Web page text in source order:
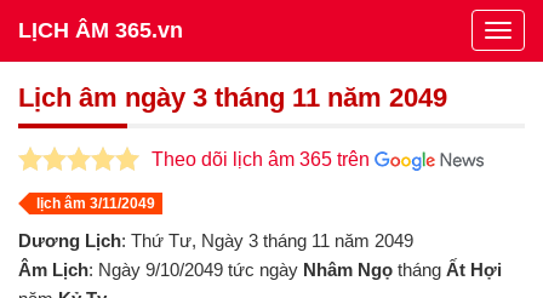
LỊCH ÂM 365.vn
Lịch âm ngày 3 tháng 11 năm 2049
Theo dõi lịch âm 365 trên
lịch âm 3/11/2049
Dương Lịch: Thứ Tư, Ngày 3 tháng 11 năm 2049
Âm Lịch: Ngày 9/10/2049 tức ngày Nhâm Ngọ tháng Ất Hợi